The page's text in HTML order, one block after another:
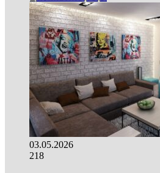
03.05.2026
218